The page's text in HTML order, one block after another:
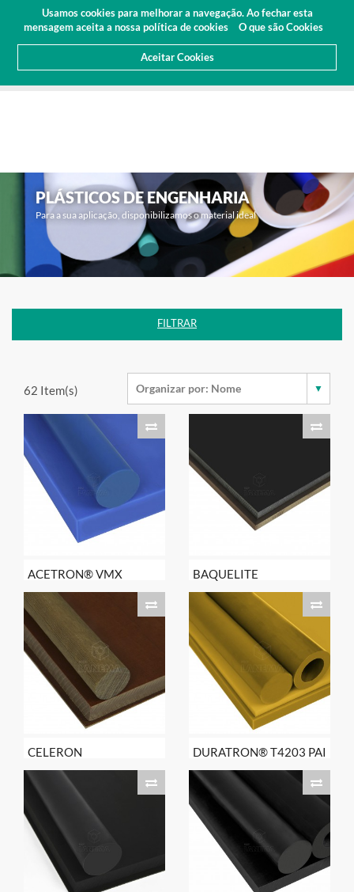
Usamos cookies para melhorar a navegação. Ao fechar esta
mensagem aceita a nossa política de cookies
O que são Cookies
Aceitar Cookies
Área Cliente
Orçamento(0)
PLÁSTICOS DE ENGENHARIA
Para a sua aplicação, disponibilizamos o material ideal
FILTRAR
62 Item(s)
ACETRON® VMX BAQUELITE
CELERON DURATRON® T4203 PAI